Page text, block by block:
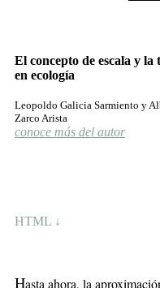
El concepto de escala y
en ecología
Leopoldo Galicia Sarmiento y
Zarco Arista
conoce más del autor
HTML ↓
Hasta ahora, la